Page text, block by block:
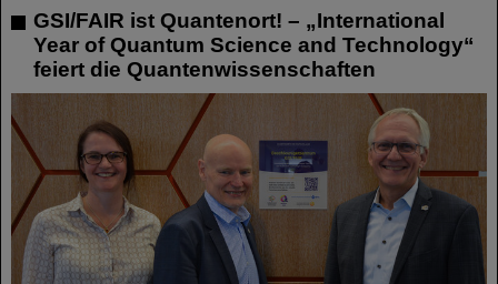
GSI/FAIR ist Quantenort! – „International
Year of Quantum Science and Technology“
feiert die Quantenwissenschaften